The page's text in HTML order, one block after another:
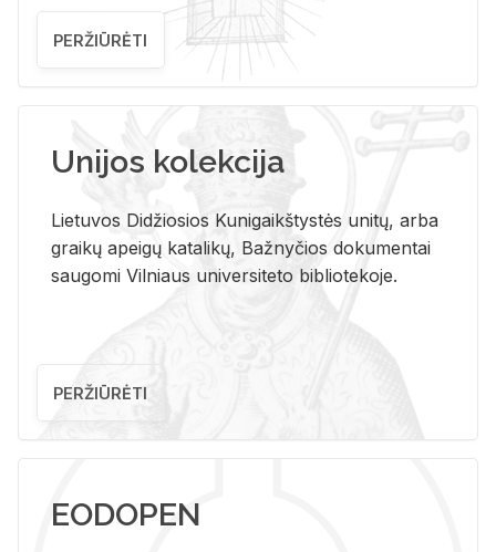
PERŽIŪRĖTI
Unijos kolekcija
Lietuvos Didžiosios Kunigaikštystės unitų, arba
graikų apeigų katalikų, Bažnyčios dokumentai
saugomi Vilniaus universiteto bibliotekoje.
PERŽIŪRĖTI
EODOPEN